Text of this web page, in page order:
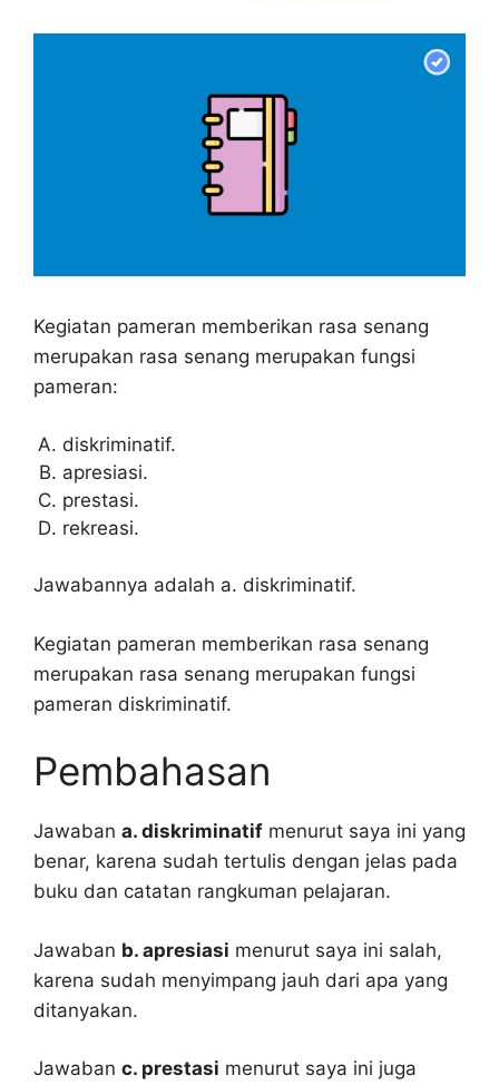
Kegiatan pameran memberikan rasa senang
merupakan rasa senang merupakan fungsi
pameran:
diskriminatif.
apresiasi.
prestasi.
rekreasi.
Jawabannya adalah a. diskriminatif.
Kegiatan pameran memberikan rasa senang
merupakan rasa senang merupakan fungsi
pameran diskriminatif.
Pembahasan
Jawaban a. diskriminatif menurut saya ini yang
benar, karena sudah tertulis dengan jelas pada
buku dan catatan rangkuman pelajaran.
Jawaban b. apresiasi menurut saya ini salah,
karena sudah menyimpang jauh dari apa yang
ditanyakan.
Jawaban c. prestasi menurut saya ini juga